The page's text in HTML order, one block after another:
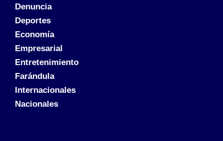
Denuncia
Deportes
Economía
Empresarial
Entretenimiento
Farándula
Internacionales
Nacionales